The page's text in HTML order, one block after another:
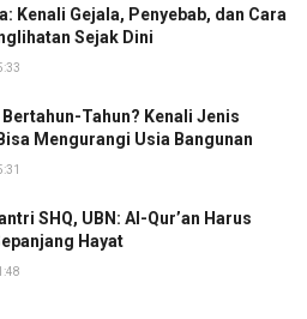
Kenali Gejala, Penyebab, dan Cara
Sejak Dini
Bertahun-Tahun? Kenali Jenis
Mengurangi Usia Bangunan
SHQ, UBN: Al-Qur’an Harus
Hayat